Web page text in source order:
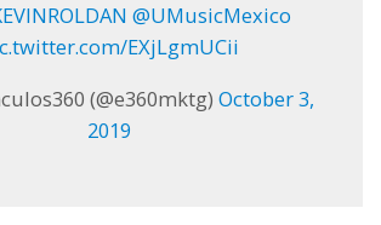
@UMusicMexico
EXjLgmUCii
(@e360mktg) October 3,
2019